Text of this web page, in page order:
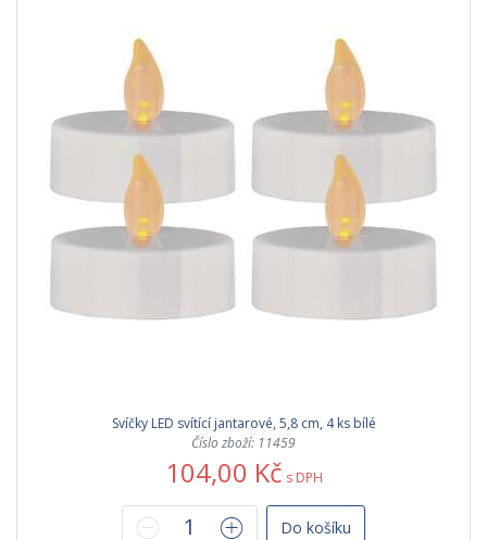
Svíčky LED svítící jantarové, 5,8 cm, 4 ks bílé
Číslo zboží: 11459
104,00 Kč s DPH
Do košíku